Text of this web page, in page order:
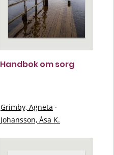
Handbok om sorg
Grimby, Agneta ·
Johansson, Åsa K.